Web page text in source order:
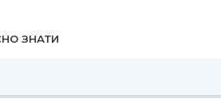
ЗНАТИ